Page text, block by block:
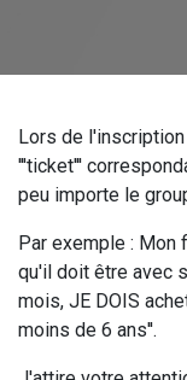
Lors de
'''ticket'''
peu importe le
Par exemple : Mon
qu'il doit être avec
mois, JE DOIS
moins de 6 ans''.